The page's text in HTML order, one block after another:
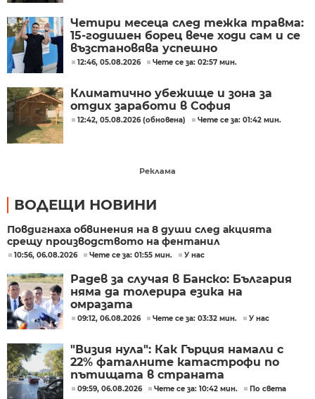
Четири месеца след тежка травма:
15-годишен борец вече ходи сам и се
възстановява успешно
12:46, 05.08.2026 Чете се за: 02:57 мин.
Климатично убежище и зона за
отдих заработи в София
12:42, 05.08.2026 (обновена) Чете се за: 01:42 мин.
Реклама
ВОДЕЩИ НОВИНИ
Повдигнаха обвинения на 8 души след акцията
срещу производството на фентанил
10:56, 06.08.2026 Чете се за: 01:55 мин. У нас
Радев за случая в Банско: България
няма да толерира езика на
омразата
09:12, 06.08.2026 Чете се за: 03:32 мин. У нас
"Визия нула": Как Гърция намали с
22% фаталните катастрофи по
пътищата в страната
09:59, 06.08.2026 Чете се за: 10:42 мин. По света